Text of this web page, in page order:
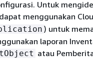
Untuk
menggunakan
) untuk
laporan
atau